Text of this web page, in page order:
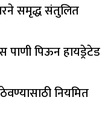
समृद्ध संतुलित
पिऊन हायड्रेटेड
नियमित